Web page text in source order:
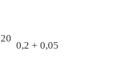
0,2 + 0,05